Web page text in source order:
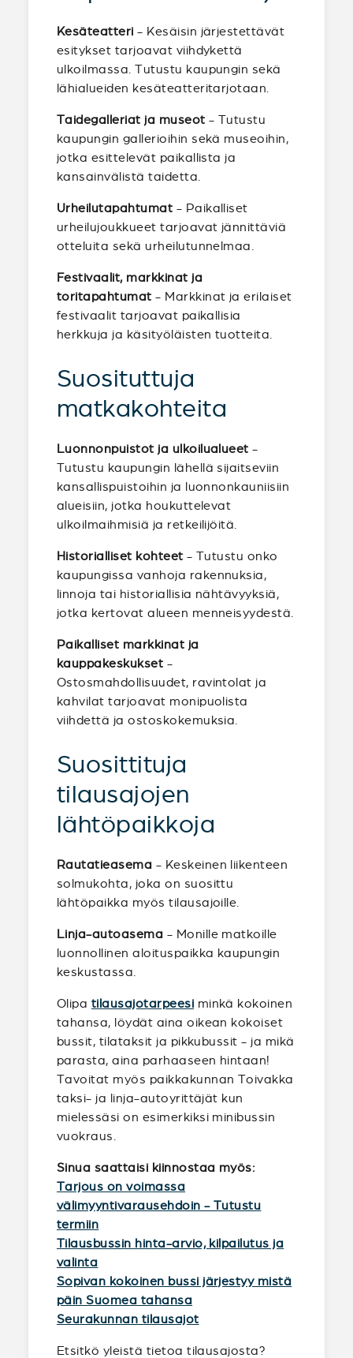
Kesäteatteri - Kesäisin järjestettävät
esitykset tarjoavat viihdykettä
ulkoilmassa. Tutustu kaupungin sekä
lähialueiden kesäteatteritarjotaan.
Taidegalleriat ja museot - Tutustu
kaupungin gallerioihin sekä museoihin,
jotka esittelevät paikallista ja
kansainvälistä taidetta.
Urheilutapahtumat - Paikalliset
urheilujoukkueet tarjoavat jännittäviä
otteluita sekä urheilutunnelmaa.
Festivaalit, markkinat ja
toritapahtumat - Markkinat ja erilaiset
festivaalit tarjoavat paikallisia
herkkuja ja käsityöläisten tuotteita.
Suosituttuja
matkakohteita
Luonnonpuistot ja ulkoilualueet -
Tutustu kaupungin lähellä sijaitseviin
kansallispuistoihin ja luonnonkauniisiin
alueisiin, jotka houkuttelevat
ulkoilmaihmisiä ja retkeilijöitä.
Historialliset kohteet - Tutustu onko
kaupungissa vanhoja rakennuksia,
linnoja tai historiallisia nähtävyyksiä,
jotka kertovat alueen menneisyydestä.
Paikalliset markkinat ja
kauppakeskukset -
Ostosmahdollisuudet, ravintolat ja
kahvilat tarjoavat monipuolista
viihdettä ja ostoskokemuksia.
Suosittituja
tilausajojen
lähtöpaikkoja
Rautatieasema - Keskeinen liikenteen
solmukohta, joka on suosittu
lähtöpaikka myös tilausajoille.
Linja-autoasema - Monille matkoille
luonnollinen aloituspaikka kaupungin
keskustassa.
Olipa tilausajotarpeesi minkä kokoinen
tahansa, löydät aina oikean kokoiset
bussit, tilataksit ja pikkubussit - ja mikä
parasta, aina parhaaseen hintaan!
Tavoitat myös paikkakunnan Toivakka
taksi- ja linja-autoyrittäjät kun
mielessäsi on esimerkiksi minibussin
vuokraus.
Sinua saattaisi kiinnostaa myös:
Tarjous on voimassa
välimyyntivarausehdoin - Tutustu
termiin
Tilausbussin hinta-arvio, kilpailutus ja
valinta
Sopivan kokoinen bussi järjestyy mistä
päin Suomea tahansa
Seurakunnan tilausajot
Etsitkö yleistä tietoa tilausajosta?